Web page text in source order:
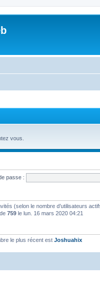
vous.
passe :
(selon le nombre d’utilisateurs
759 le lun. 16 mars 2020 04:21
le plus récent est Joshuahix